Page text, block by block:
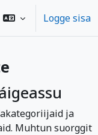
inndata for søk
Logge sisa
ja
Muhtun suorggit